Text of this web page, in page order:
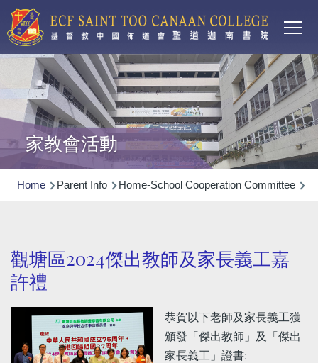
Skip to main content
家教會活動
Breadcrumb
Home Parent Info Home-School Cooperation Committee
觀塘區2024傑出教師及家長義工嘉
許禮
恭賀以下老師及家長義工獲
頒發「傑出教師」及「傑出
家長義工」證書: